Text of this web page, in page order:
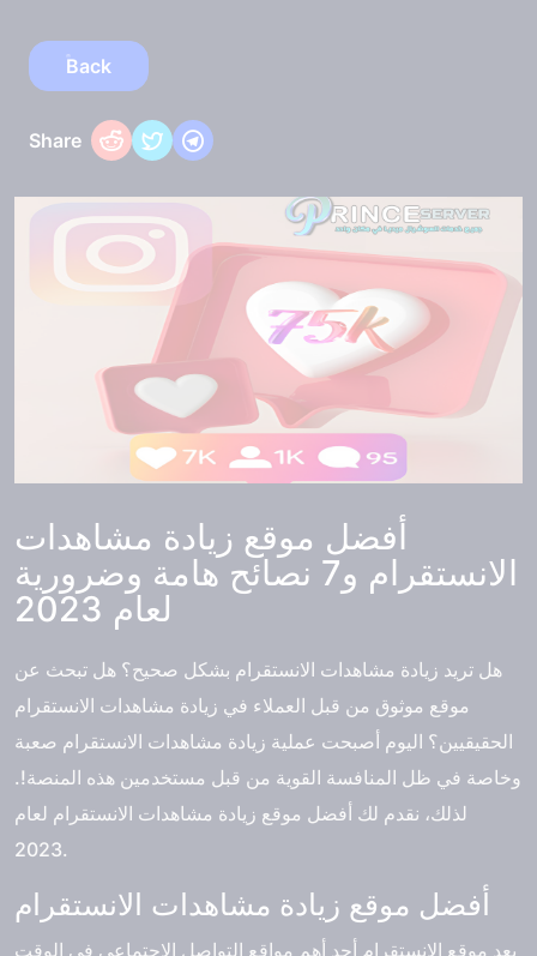
Back
Share
أفضل موقع زيادة مشاهدات
الانستقرام و7 نصائح هامة وضرورية
لعام 2023
هل تريد زيادة مشاهدات الانستقرام بشكل صحيح؟ هل تبحث عن
موقع موثوق من قبل العملاء في زيادة مشاهدات الانستقرام
الحقيقيين؟ اليوم أصبحت عملية زيادة مشاهدات الانستقرام صعبة
وخاصة في ظل المنافسة القوية من قبل مستخدمين هذه المنصة!.
لذلك، نقدم لك أفضل موقع زيادة مشاهدات الانستقرام لعام
2023.
أفضل موقع زيادة مشاهدات الانستقرام
يعد موقع الانستقرام أحد أهم مواقع التواصل الاجتماعي في الوقت